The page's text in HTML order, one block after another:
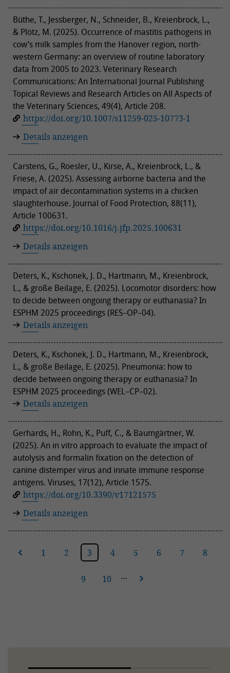
Büthe, T., Jessberger, N., Schneider, B., Kreienbrock, L.,
& Plötz, M. (2025). Occurrence of mastitis pathogens in
cow’s milk samples from the Hanover region, north-
western Germany: an overview of routine laboratory
data from 2005 to 2023. Veterinary Research
Communications: An International Journal Publishing
Topical Reviews and Research Articles on All Aspects of
the Veterinary Sciences, 49(4), Article 208.
https://doi.org/10.1007/s11259-025-10773-1
Details anzeigen
Carstens, G., Roesler, U., Kirse, A., Kreienbrock, L., &
Friese, A. (2025). Assessing airborne bacteria and the
impact of air decontamination systems in a chicken
slaughterhouse. Journal of Food Protection, 88(11),
Article 100631.
https://doi.org/10.1016/j.jfp.2025.100631
Details anzeigen
Deters, K., Kschonek, J. D., Hartmann, M., Kreienbrock,
L., & große Beilage, E. (2025). Locomotor disorders: how
to decide between ongoing therapy or euthanasia? In
ESPHM 2025 proceedings (RES–OP–04).
Details anzeigen
Deters, K., Kschonek, J. D., Hartmann, M., Kreienbrock,
L., & große Beilage, E. (2025). Pneumonia: how to
decide between ongoing therapy or euthanasia? In
ESPHM 2025 proceedings (WEL–CP–02).
Details anzeigen
Gerhards, H., Rohn, K., Puff, C., & Baumgärtner, W.
(2025). An in vitro approach to evaluate the impact of
autolysis and formalin fixation on the detection of
canine distemper virus and innate immune response
antigens. Viruses, 17(12), Article 1575.
https://doi.org/10.3390/v17121575
Details anzeigen
1 2 3 4 5 6 7 8
9 10 …